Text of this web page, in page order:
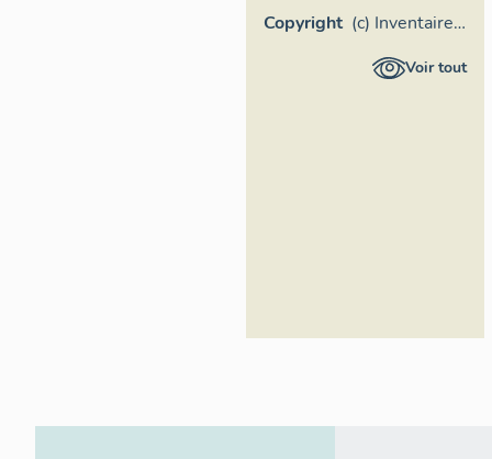
Copyright (c) Inventaire
généralVoir tout